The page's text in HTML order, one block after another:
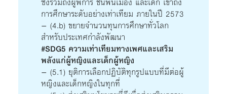
การศึกษาระดับอย่างเท่าเทียม ภายในปี 2573
– (4.b) ขยายจำนวนทุนการศึกษาทั่วโลก
สำหรับประเทศกำลังพัฒนา
#SDG5 ความเท่าเทียมทางเพศและเสริม
พลังแก่ผู้หญิงและเด็กผู้หญิง
– (5.1) ยุติการเลือกปฏิบัติทุกรูปแบบที่มีต่อผู้
หญิงและเด็กหญิงในทุกที่